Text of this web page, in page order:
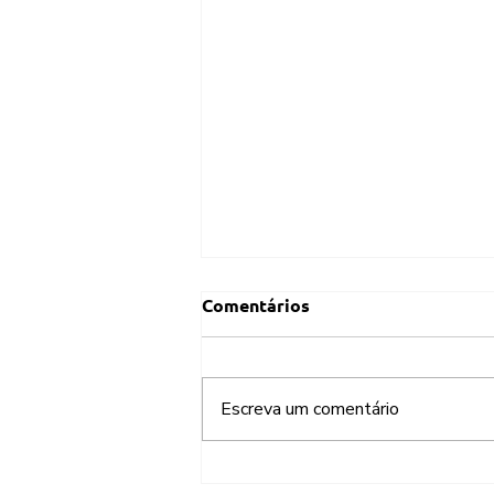
Comentários
Escreva um comentário